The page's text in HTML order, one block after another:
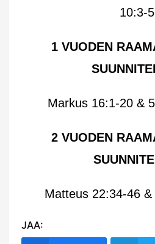
10:3-5
1 VUODEN
Markus 16:1-20 &
2 VUODEN
Matteus 22:34-46
JAA: